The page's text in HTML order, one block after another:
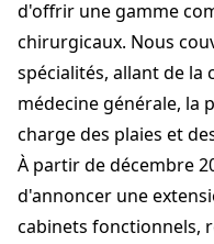
d'offrir une gamme
chirurgicaux. Nous
spécialités, allant de la
médecine générale, la
charge des plaies et
À partir de décembre
d'annoncer une
cabinets fonctionnels,